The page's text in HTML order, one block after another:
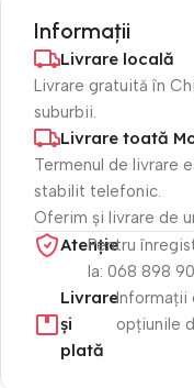
Informații
Livrare locală
Livrare gratuită în
suburbii.
Livrare toată
Termenul de livrare
stabilit telefonic.
Oferim și livrare de
Atenție​
Pentru
la: 068 898
Livrare
și
plată
Informații
opțiunile